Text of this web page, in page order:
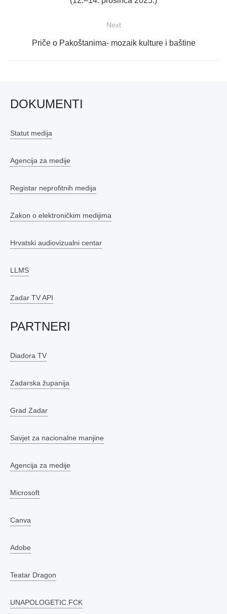
Next
Next
Priče o Pakoštanima- mozaik kulture i baštine
DOKUMENTI
Statut medija
Agencija za medije
Registar neprofitnih medija
Zakon o elektroničkim medijima
Hrvatski audiovizualni centar
LLMS
Zadar TV API
PARTNERI
Diadora TV
Zadarska županija
Grad Zadar
Savjet za nacionalne manjine
Agencija za medije
Microsoft
Canva
Adobe
Teatar Dragon
UNAPOLOGETIC.FCK